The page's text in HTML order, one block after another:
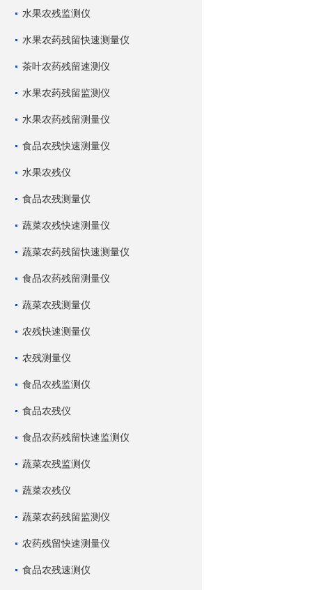
水果农残监测仪
水果农药残留快速测量仪
茶叶农药残留速测仪
水果农药残留监测仪
水果农药残留测量仪
食品农残快速测量仪
水果农残仪
食品农残测量仪
蔬菜农残快速测量仪
蔬菜农药残留快速测量仪
食品农药残留测量仪
蔬菜农残测量仪
农残快速测量仪
农残测量仪
食品农残监测仪
食品农残仪
食品农药残留快速监测仪
蔬菜农残监测仪
蔬菜农残仪
蔬菜农药残留监测仪
农药残留快速测量仪
食品农残速测仪